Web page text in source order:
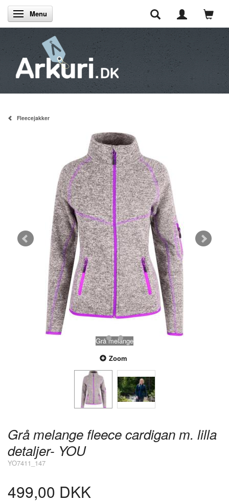
Skifte navigation
Menu
Fleecejakker
Grå melange
Zoom
Grå melange fleece cardigan m. lilla
detaljer- YOU
YO7411_147
499,00 DKK